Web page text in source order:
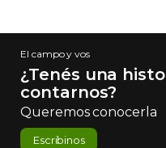
El campo y vos
¿Tenés una
contarnos?
Queremos conocerla
Escribinos